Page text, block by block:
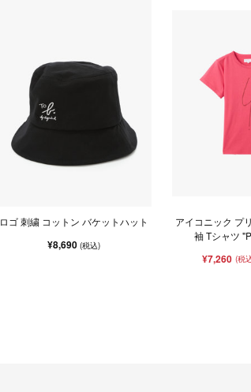
ロゴ 刺繍 コットン バケットハット
¥8,690(税込)
アイコニック プ
袖 Tシャツ
¥7,260 (税